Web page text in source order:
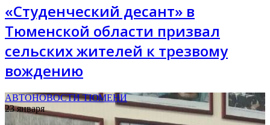
«Студенческий десант» в
Тюменской области призвал
сельских жителей к трезвому
вождению
АВТОНОВОСТИ ТЮМЕНИ
23 января